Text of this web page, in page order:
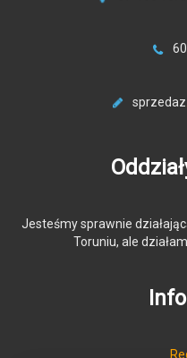
sprzedaz
Jesteśmy sprawnie
Toruniu, ale